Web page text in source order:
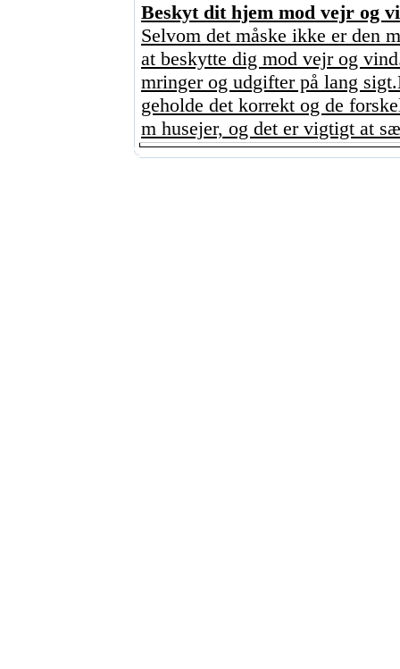
Beskyt dit hjem mod vejr og
Selvom det måske ikke er den
at beskytte dig mod vejr og
mringer og udgifter på lang
geholde det korrekt og de
m husejer, og det er vigtigt at